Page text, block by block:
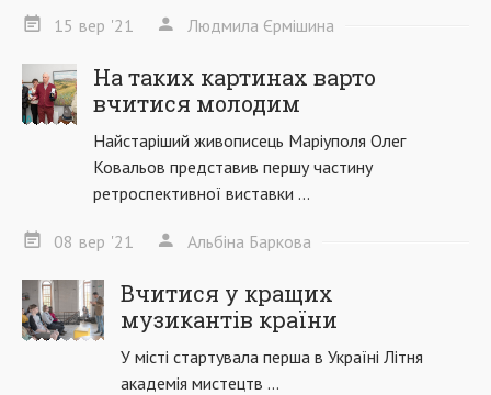
15 вер '21 Людмила Єрмішина
На таких картинах варто
вчитися молодим
Найстаріший живописець Маріуполя Олег
Ковальов представив першу частину
ретроспективної виставки ...
08 вер '21 Альбіна Баркова
Вчитися у кращих
музикантів країни
У місті стартувала перша в Україні Літня
академія мистецтв ...